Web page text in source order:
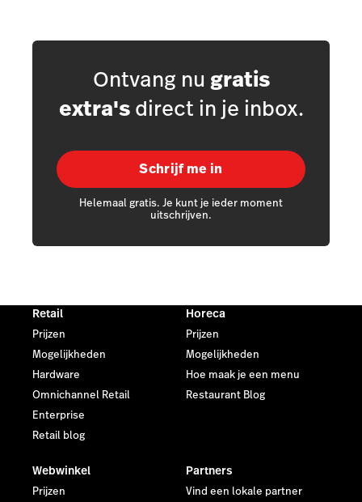
Ontvang nu gratis
extra'sdirect in je inbox.
Schrijf me in
Helemaal gratis. Je kunt je ieder moment
uitschrijven.
Retail
Prijzen
Mogelijkheden
Hardware
Omnichannel Retail
Enterprise
Retail blog
Horeca
Prijzen
Mogelijkheden
Hoe maak je een menu
Restaurant Blog
Webwinkel
Prijzen
Partners
Vind een lokale partner